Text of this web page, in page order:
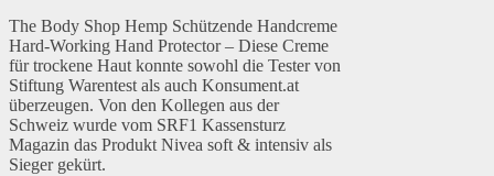
The Body Shop Hemp Schützende Handcreme
Hard-Working Hand Protector – Diese Creme
für trockene Haut konnte sowohl die Tester von
Stiftung Warentest als auch Konsument.at
überzeugen. Von den Kollegen aus der
Schweiz wurde vom SRF1 Kassensturz
Magazin das Produkt Nivea soft & intensiv als
Sieger gekürt.